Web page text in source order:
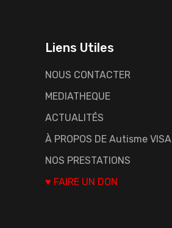
Liens Utiles
NOUS CONTACTER
MEDIATHEQUE
ACTUALITÉS
À PROPOS DE Autisme VISA
NOS PRESTATIONS
♥ FAIRE UN DON